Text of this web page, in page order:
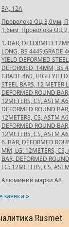
3А, 12А
Проволока ОЦ 3,0мм,
1,6мм, Проволока ОЦ
1. BAR, DEFORMED
LONG, BS 4449,GRADE
YIELD DEFORMED
DEFORMED, 14MM, BS
GRADE 460, HIGH
STEEL BARS, 12 METER
DEFORMED ROUND
12METERS, CS, ASTM
DEFORMED ROUND
12METERS, CS, ASTM
DEFORMED ROUND
12METERS, CS, ASTM
6. BAR, DEFORMED
MM, LG: 12METERS,
BAR, DEFORMED
LG: 12METERS, CS,
Алюминий марки А8
заявки »
Rusmet